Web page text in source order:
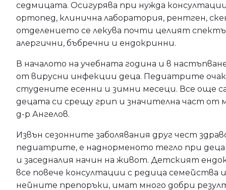
седмицата. Осигурява при нужда
ортопед, клинична лаборатория, рентген,
отделението се лекува почти целият
алергични, бъбречни и ендокринни.
В началото на учебната година и в
от вирусни инфекции деца. Педиатрите
студените есенни и зимни месеци. Все още
децата си срещу грип и значителна част от
д-р Ангелов.
Извън сезонните заболявания друг чест
педиатрите, е наднорменото тегло при
и заседналия начин на живот. Детският
все повече консултации с редица семейства
нейните препоръки, имат много добри